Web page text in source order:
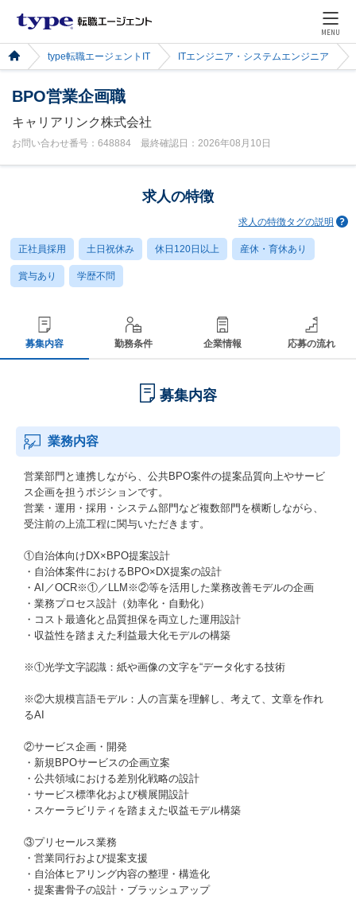
MENU
type転職エージェントIT ITエンジニア・システムエンジニア
BPO営業企画職
キャリアリンク株式会社
お問い合わせ番号：648884 最終確認日：2026年08月10日
求人の特徴
求人の特徴タグの説明
正社員採用 土日祝休み 休日120日以上 産休・育休あり
賞与あり 学歴不問
募集内容 勤務条件 企業情報 応募の流れ
募集内容
業務内容
営業部門と連携しながら、公共BPO案件の提案品質向上やサービ
ス企画を担うポジションです。
営業・運用・採用・システム部門など複数部門を横断しながら、
受注前の上流工程に関与いただきます。
①自治体向けDX×BPO提案設計
・自治体案件におけるBPO×DX提案の設計
・AI／OCR※①／LLM※②等を活用した業務改善モデルの企画
・業務プロセス設計（効率化・自動化）
・コスト最適化と品質担保を両立した運用設計
・収益性を踏まえた利益最大化モデルの構築
※①光学文字認識：紙や画像の文字を“データ化する技術
※②大規模言語モデル：人の言葉を理解し、考えて、文章を作れ
るAI
②サービス企画・開発
・新規BPOサービスの企画立案
・公共領域における差別化戦略の設計
・サービス標準化および横展開設計
・スケーラビリティを踏まえた収益モデル構築
③プリセールス業務
・営業同行および提案支援
・自治体ヒアリング内容の整理・構造化
・提案書骨子の設計・ブラッシュアップ